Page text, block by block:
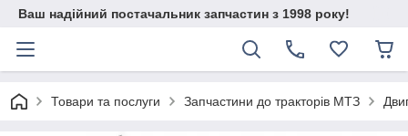
Ваш надійний постачальник запчастин з 1998 року!
Товари та послуги Запчастини до тракторів МТЗ